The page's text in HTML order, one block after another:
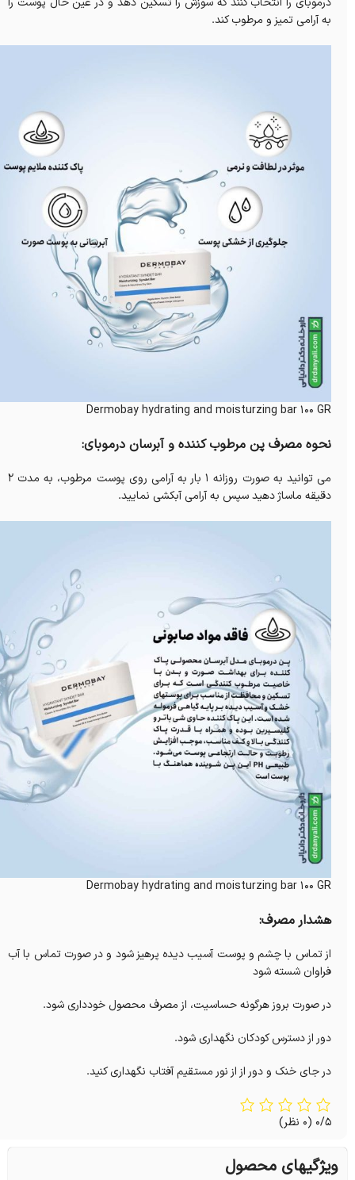
به آرامی تمیز و مرطوب کند.
Dermobay hydrating and moisturzing bar 100 GR
نحوه مصرف پن مرطوب کننده و آبرسان درموبای:
می توانید به صورت روزانه 1 بار به آرامی روی پوست مرطوب، به مدت ۲
دقیقه ماساژ دهید سپس به آرامی آبکشی نمایید.
Dermobay hydrating and moisturzing bar 100 GR
هشدار مصرف:
از تماس با چشم و پوست آسیب دیده پرهیز شود و در صورت تماس با آب
فراوان شسته شود
در صورت بروز هرگونه حساسیت، از مصرف محصول خودداری شود.
دور از دسترس کودکان نگهداری شود.
در جای خنک و دور از از نور مستقیم آفتاب نگهداری کنید.
0/5 (0 نظر)
ویژگیهای محصول